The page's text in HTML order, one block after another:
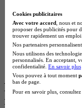
BTS Gpn en
BTS Domotique
BAC Pro Agora
BTS Sta en
BTS Iris en
BTS Tpl en
BTS Ati en
Les diplômes
recherchés
Cookies publicitaires
Avec votre accord , nous et
proposer des publicités pour
trouver rapidement un
Nos partenaires
Nous utilisons des
personnalisés. En acceptant,
confidentialité. En savoir plus
Vous pouvez à tout moment
bas de page.
Pour en savoir plus,